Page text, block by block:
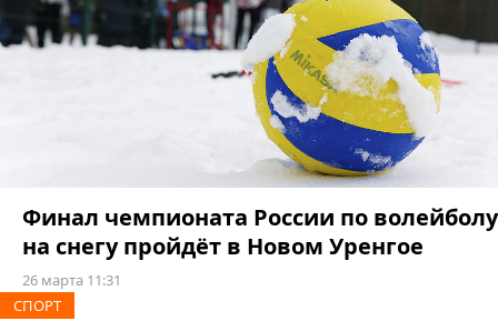
Финал чемпионата России по волейболу
на снегу пройдёт в Новом Уренгое
26 марта 11:31
СПОРТ